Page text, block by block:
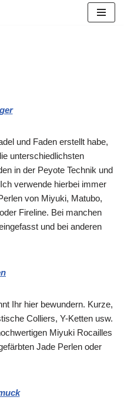
und Faden erstellt habe,
unterschiedlichsten
in der Peyote Technik und
verwende hierbei immer
von Miyuki, Matubo,
Fireline. Bei manchen
und bei anderen
Ihr hier bewundern. Kurze,
Colliers, Y-Ketten usw.
Miyuki Rocailles
Jade Perlen oder